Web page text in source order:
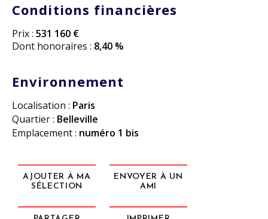
Conditions financières
Prix : 531 160 €
Dont honoraires : 8,40 %
Environnement
Localisation : Paris
Quartier : Belleville
Emplacement : numéro 1 bis
AJOUTER À MA
SÉLECTION
ENVOYER À UN
AMI